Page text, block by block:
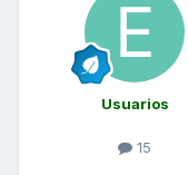
Usuarios
15